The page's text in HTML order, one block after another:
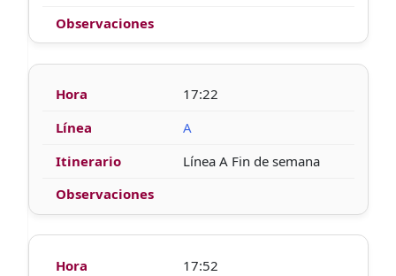
17:22
A
Línea A Fin de semana
17:52